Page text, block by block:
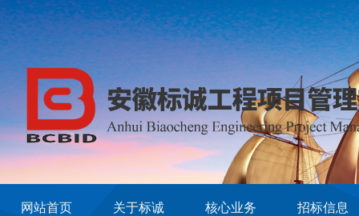
网站首页 关于标诚 核心业务 招标信息